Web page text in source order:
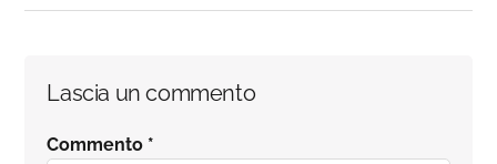
Interazioni
del
Lascia un commento
Commento *